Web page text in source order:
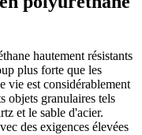
hautement résistants
plus forte que les
vie est considérablement
objets granulaires tels
et le sable d'acier.
des exigences élevées